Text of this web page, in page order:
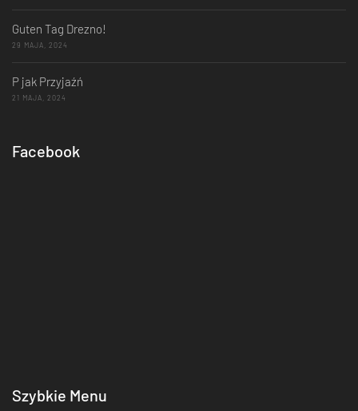
Guten Tag Drezno!
29 MAJA, 2024
P jak Przyjaźń
21 MAJA, 2024
Facebook
Szybkie Menu